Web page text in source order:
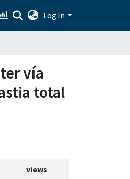
Log In
vía
total
views